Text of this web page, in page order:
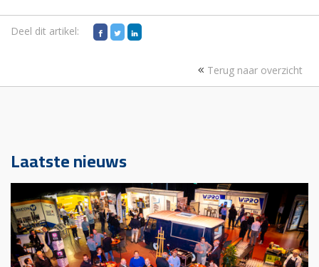
Deel dit artikel:
Terug naar overzicht
Laatste nieuws